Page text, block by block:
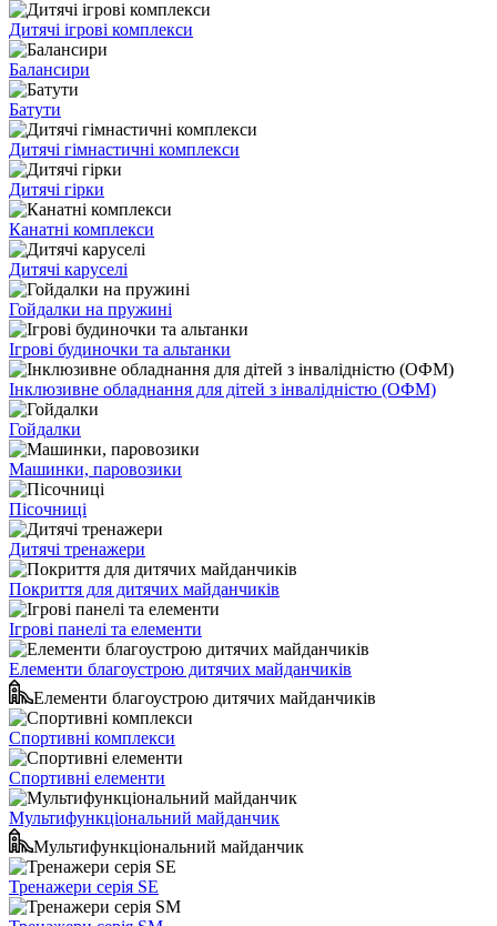
Дитячі ігрові комплекси
Балансири
Батути
Дитячі гімнастичні комплекси
Дитячі гірки
Канатні комплекси
Дитячі каруселі
Гойдалки на пружині
Ігрові будиночки та альтанки
Інклюзивне обладнання для дітей з інвалідністю (ОФМ)
Гойдалки
Машинки, паровозики
Пісочниці
Дитячі тренажери
Покриття для дитячих майданчиків
Ігрові панелі та елементи
Елементи благоустрою дитячих майданчиків
Елементи благоустрою дитячих майданчиків
Спортивні комплекси
Спортивні елементи
Мультифункціональний майданчик
Мультифункціональний майданчик
Тренажери серія SE